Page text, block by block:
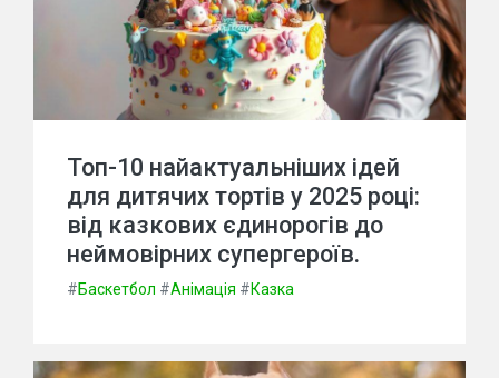
Топ-10 найактуальніших ідей
для дитячих тортів у 2025 році:
від казкових єдинорогів до
неймовірних супергероїв.
#Баскетбол #Анімація #Казка